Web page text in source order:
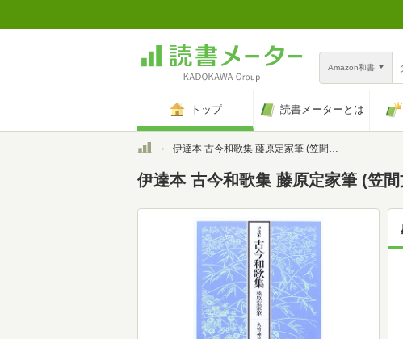
Amazon和書
トップ 読書メーターとは
トップ伊達本 古今和歌集 藤原定家筆 (笠間文庫―影印シリーズ)
伊達本 古今和歌集 藤原定家筆 (笠